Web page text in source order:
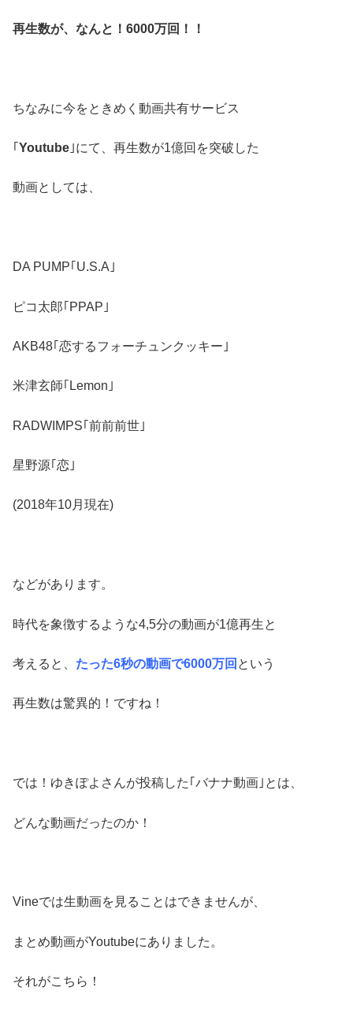
再生数が、なんと！6000万回！！
ちなみに今をときめく動画共有サービス
｢ Youtube ｣にて、再生数が1億回を突破した
動画としては、
DA PUMP｢U.S.A｣
ピコ太郎｢PPAP｣
AKB48｢恋するフォーチュンクッキー｣
米津玄師｢Lemon｣
RADWIMPS｢前前前世｣
星野源｢恋｣
(2018年10月現在)
などがあります。
時代を象徴するような4,5分の動画が1億再生と
考えると、 たった6秒の動画で6000万回 という
再生数は驚異的！ですね！
では！ゆきぽよさんが投稿した｢バナナ動画｣とは、
どんな動画だったのか！
Vineでは生動画を見ることはできませんが、
まとめ動画がYoutubeにありました。
それがこちら！